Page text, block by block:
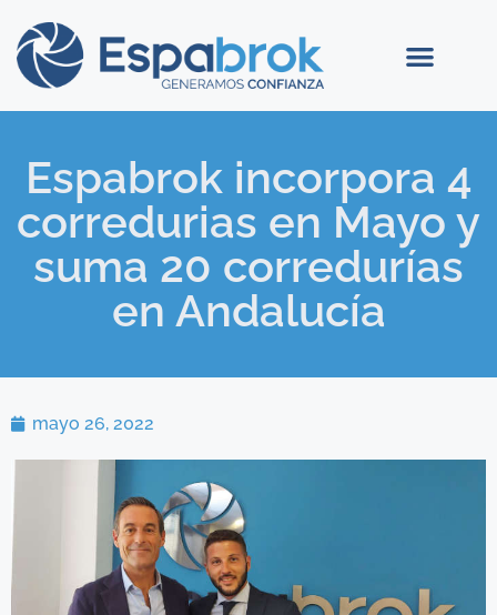
Espabrok incorpora 4
corredurias en Mayo y
suma 20 corredurías
en Andalucía
mayo 26, 2022